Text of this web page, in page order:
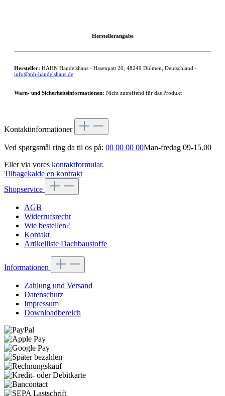
Herstellerangabe
Hersteller: HAHN Handelshaus - Hasenpatt 20, 48249 Dülmen, Deutschland -
info@mh-handelshaus.de
Warn- und Sicherheitsinformationen: Nicht zutreffend für das Produkt
Kontaktinformationer
Ved spørgsmål ring da til os på: 00 00 00 00Man-fredag 09-15.00
Eller via vores kontaktformular.
Tilbagekalde en kontrakt
Shopservice
AGB
Widerrufsrecht
Wie bestellen?
Kontakt
Artikelliste Dachbaustoffe
Informationen
Zahlung und Versand
Datenschutz
Impressum
Downloadbereich